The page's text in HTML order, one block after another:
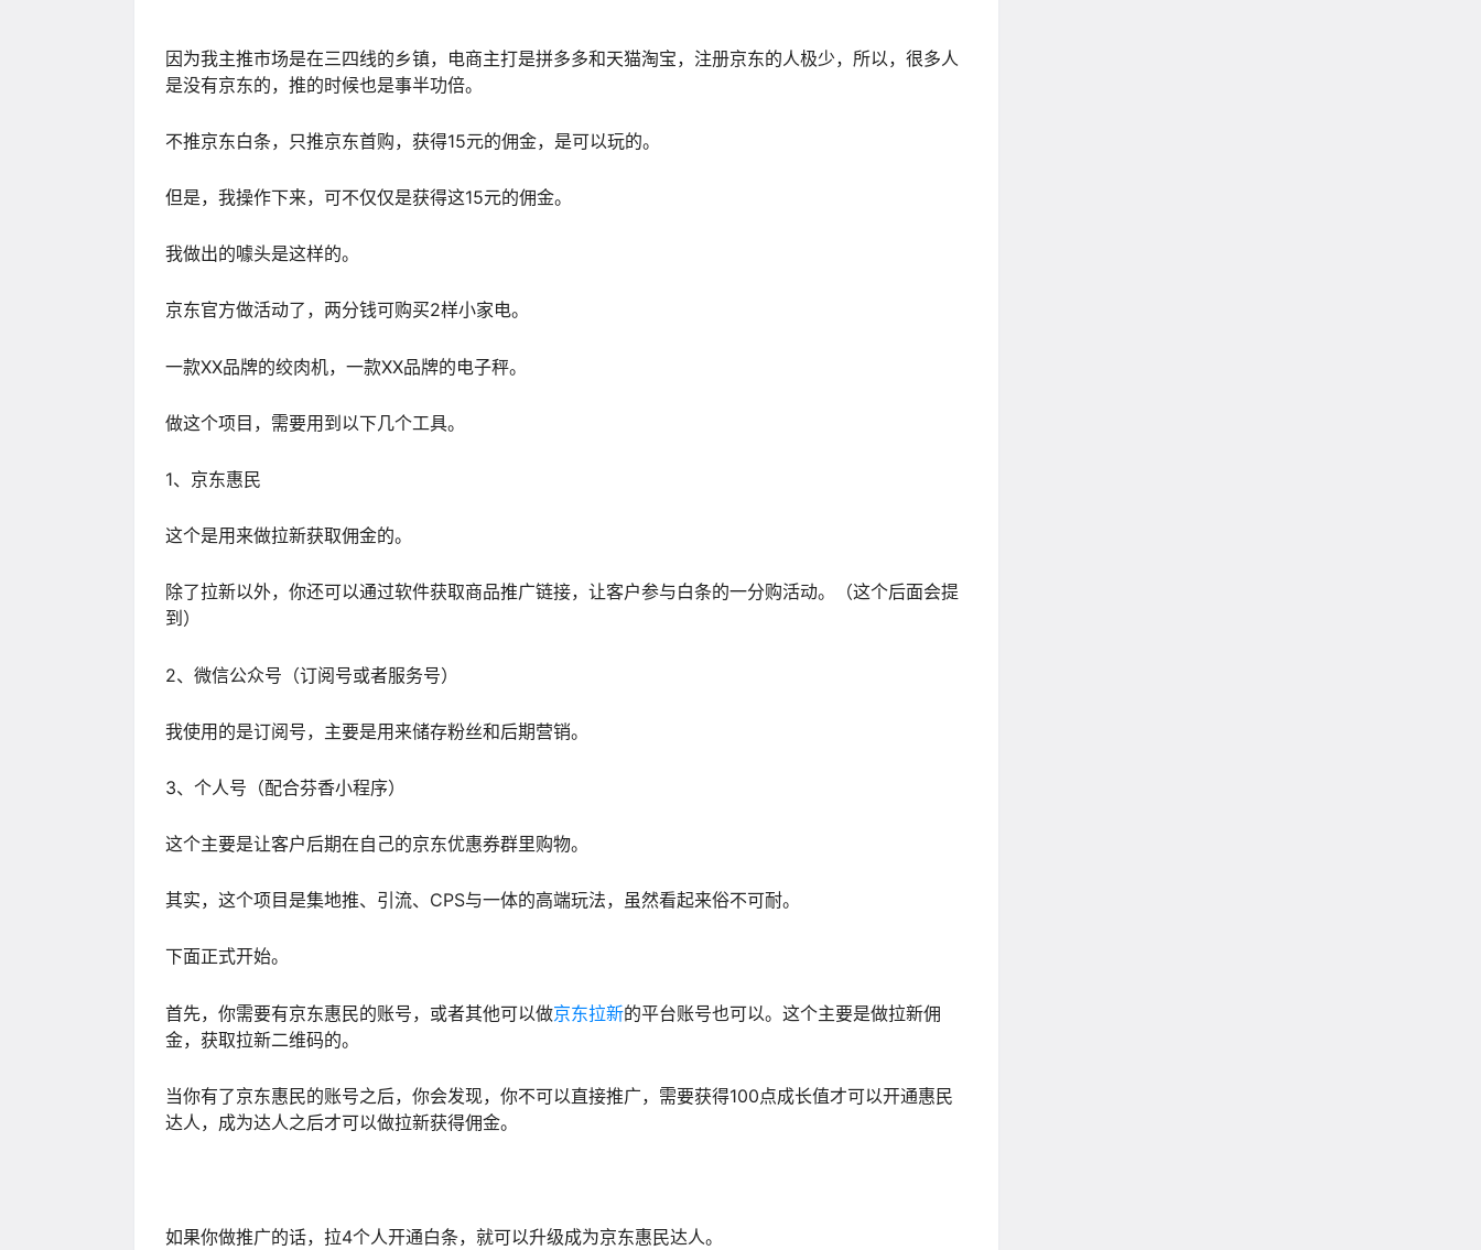
因为我主推市场是在三四线的乡镇，电商主打是拼多多和天猫淘宝，注册京东的人极少，所以，很多人
是没有京东的，推的时候也是事半功倍。
不推京东白条，只推京东首购，获得15元的佣金，是可以玩的。
但是，我操作下来，可不仅仅是获得这15元的佣金。
我做出的噱头是这样的。
京东官方做活动了，两分钱可购买2样小家电。
一款XX品牌的绞肉机，一款XX品牌的电子秤。
做这个项目，需要用到以下几个工具。
1、京东惠民
这个是用来做拉新获取佣金的。
除了拉新以外，你还可以通过软件获取商品推广链接，让客户参与白条的一分购活动。（这个后面会提
到）
2、微信公众号（订阅号或者服务号）
我使用的是订阅号，主要是用来储存粉丝和后期营销。
3、个人号（配合芬香小程序）
这个主要是让客户后期在自己的京东优惠券群里购物。
其实，这个项目是集地推、引流、CPS与一体的高端玩法，虽然看起来俗不可耐。
下面正式开始。
首先，你需要有京东惠民的账号，或者其他可以做京东拉新的平台账号也可以。这个主要是做拉新佣
金，获取拉新二维码的。
当你有了京东惠民的账号之后，你会发现，你不可以直接推广，需要获得100点成长值才可以开通惠民
达人，成为达人之后才可以做拉新获得佣金。
如果你做推广的话，拉4个人开通白条，就可以升级成为京东惠民达人。